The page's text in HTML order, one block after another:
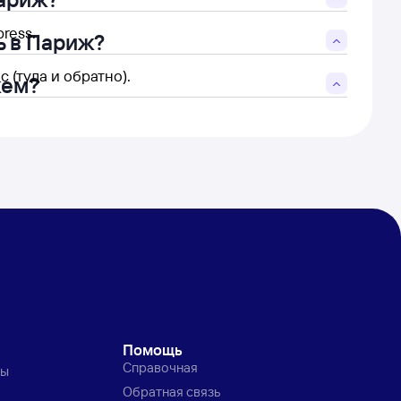
в Париж?
(туда и обратно).
Помощь
Справочная
Обратная связь